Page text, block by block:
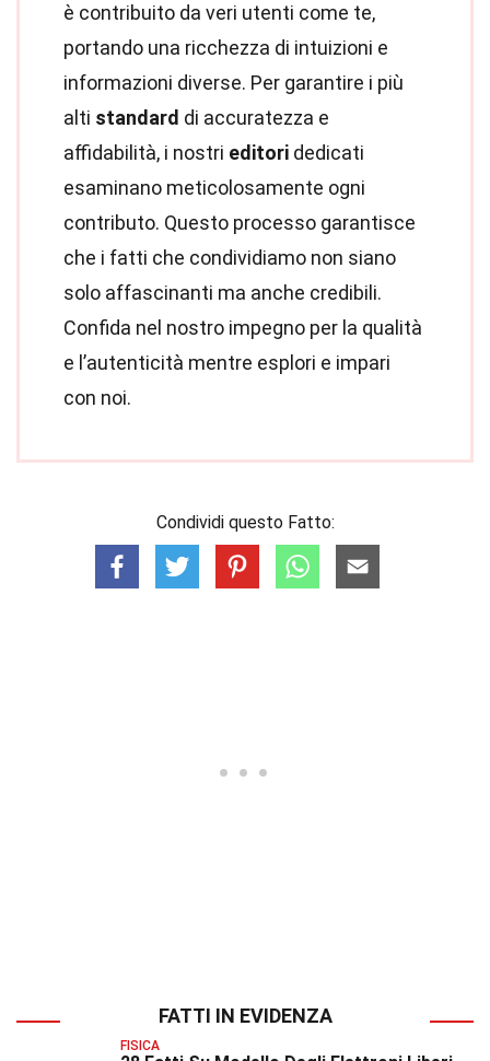
è contribuito da veri utenti come te,
portando una ricchezza di intuizioni e
informazioni diverse. Per garantire i più
alti standard di accuratezza e
affidabilità, i nostri editori dedicati
esaminano meticolosamente ogni
contributo. Questo processo garantisce
che i fatti che condividiamo non siano
solo affascinanti ma anche credibili.
Confida nel nostro impegno per la qualità
e l’autenticità mentre esplori e impari
con noi.
Condividi questo Fatto:
FATTI IN EVIDENZA
FISICA